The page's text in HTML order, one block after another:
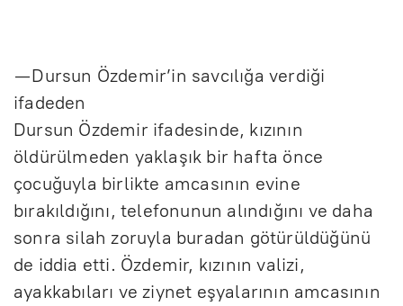
— Dursun Özdemir’in savcılığa verdiği
ifadeden
Dursun Özdemir ifadesinde, kızının
öldürülmeden yaklaşık bir hafta önce
çocuğuyla birlikte amcasının evine
bırakıldığını, telefonunun alındığını ve daha
sonra silah zoruyla buradan götürüldüğünü
de iddia etti. Özdemir, kızının valizi,
ayakkabıları ve ziynet eşyalarının amcasının